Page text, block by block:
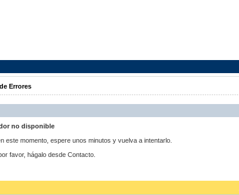
Errores
no disponible
este momento, espere unos minutos y vuelva a intentarlo.
favor, hágalo desde Contacto.